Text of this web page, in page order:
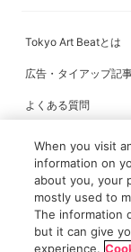
Tokyo Art Beatとは
広告・タイアップ記
よくある質問
All content on this
When you visit
information on
about you, your
mostly used to
The information
but it can give
experience.